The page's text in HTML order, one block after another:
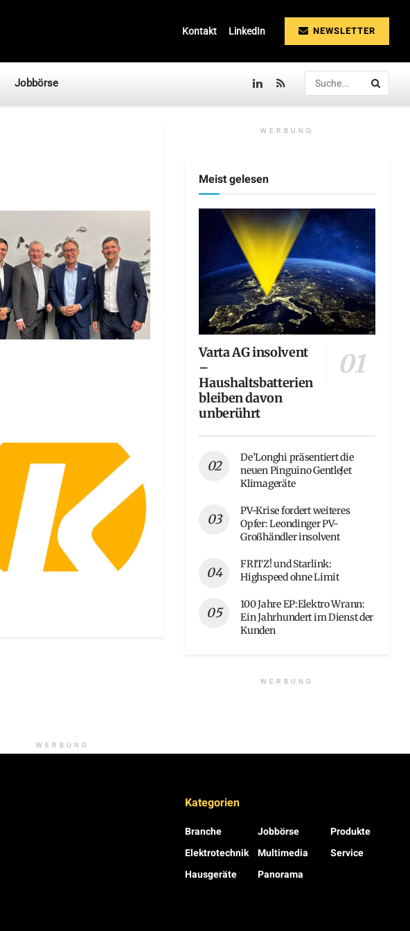
Kontakt LinkedIn NEWSLETTER
Jobbörse
WERBUNG
Meist gelesen
Varta AG insolvent
–
Haushaltsbatterien
bleiben davon
unberührt
De’Longhi präsentiert die
neuen Pinguino GentleJet
Klimageräte
PV-Krise fordert weiteres
Opfer: Leondinger PV-
Großhändler insolvent
FRITZ! und Starlink:
Highspeed ohne Limit
100 Jahre EP:Elektro Wrann:
Ein Jahrhundert im Dienst der
Kunden
WERBUNG
WERBUNG
Kategorien
Branche
Elektrotechnik
Hausgeräte
Jobbörse
Multimedia
Panorama
Produkte
Service